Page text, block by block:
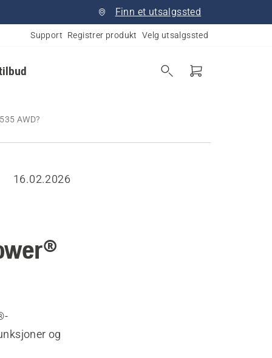
Finn et utsalgssted
Support Registrer produkt Velg utsalgssted
AWD?
16.02.2026
og